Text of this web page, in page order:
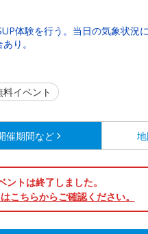
体験を行う。当日の気象状況に
り。
料イベント
催期間など
トは終了しました。
こちらからご確認ください。